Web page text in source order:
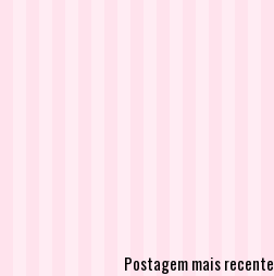
Postagem mais recente